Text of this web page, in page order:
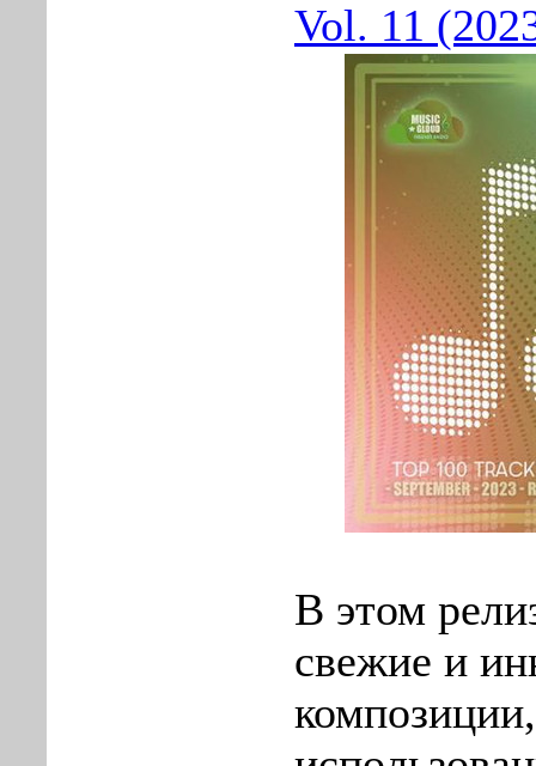
Vol. 11
В этом
свежие и